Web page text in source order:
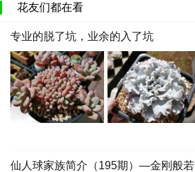
花友们都在看
专业的脱了坑，业余的入了坑
仙人球家族简介（195期）—金刚般若